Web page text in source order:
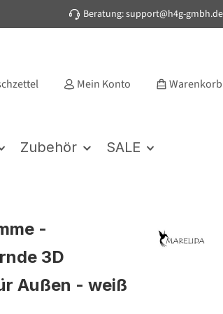
Beratung: support@h4g-gmbh.de
Mein Konto Warenkorb
Zubehör SALE
-
3D
Außen - weiß